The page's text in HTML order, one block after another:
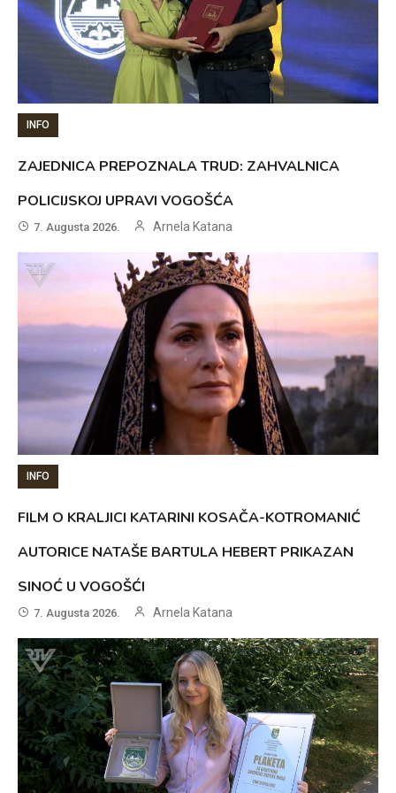
INFO
ZAJEDNICA PREPOZNALA TRUD: ZAHVALNICA
POLICIJSKOJ UPRAVI VOGOŠĆA
7. Augusta 2026. Arnela Katana
INFO
FILM O KRALJICI KATARINI KOSAČA-KOTROMANIĆ
AUTORICE NATAŠE BARTULA HEBERT PRIKAZAN
SINOĆ U VOGOŠĆI
7. Augusta 2026. Arnela Katana